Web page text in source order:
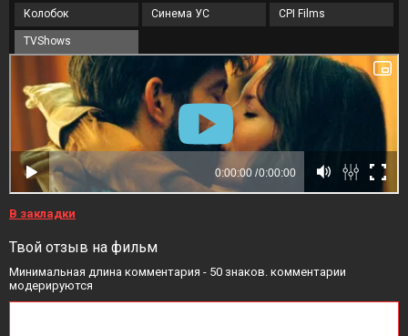
Колобок Синема УС CPI Films
TVShows
В закладки
Твой отзыв на фильм
Минимальная длина комментария - 50 знаков. комментарии
модерируются